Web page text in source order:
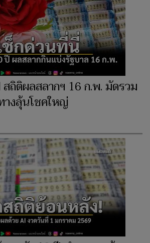
ถิติผลสลากฯ 16 ก.พ. มัดรวม
างลุ้นโชคใหญ่